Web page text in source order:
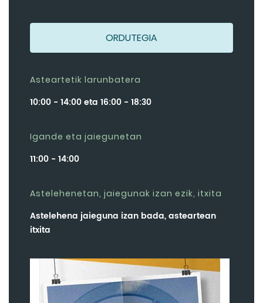
ORDUTEGIA
Asteartetik larunbatera
10:00 - 14:00 eta 16:00 - 18:30
Igande eta jaiegunetan
11:00 - 14:00
Astelehenetan, jaiegunak izan ezik, itxita
Astelehena jaieguna izan bada, asteartean
itxita